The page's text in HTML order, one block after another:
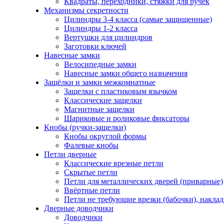
Механизмы секретности
Цилиндры 3-4 класса (самые защищенные)
Цилиндры 1-2 класса
Вертушки для цилиндров
Заготовки ключей
Навесные замки
Велосипедные замки
Навесные замки общего назначения
Защёлки и замки межкомнатные
Защелки с пластиковым язычком
Классические защелки
Магнитные защелки
Шариковые и роликовые фиксаторы
Кнобы (ручки-защелки)
Кнобы округлой формы
Фалевые кнобы
Петли дверные
Классические врезные петли
Скрытые петли
Петли для металлических дверей (приварные)
Ввёртные петли
Петли не требующие врезки (бабочки),
Дверные доводчики
Доводчики